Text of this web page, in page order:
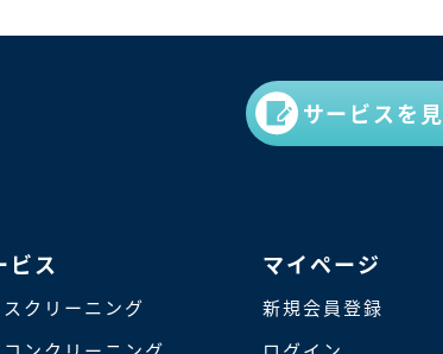
サービスを
ビス
クリーニング
マイページ
新規会員登録